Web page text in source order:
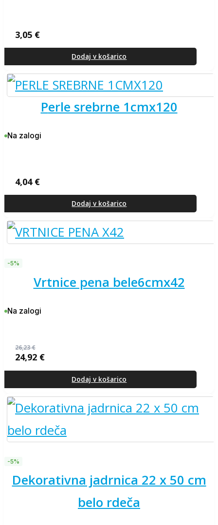
3,05 €
Dodaj v košarico
perle srebrne 1cmx120
Na zalogi
4,04 €
Dodaj v košarico
-5%
vrtnice pena bele6cmx42
Na zalogi
26,23€
cena
26,23 €.
24,92 €
cena
Dodaj v košarico
-5%
dekorativna jadrnica 22 x 50 cm
belo rdeča